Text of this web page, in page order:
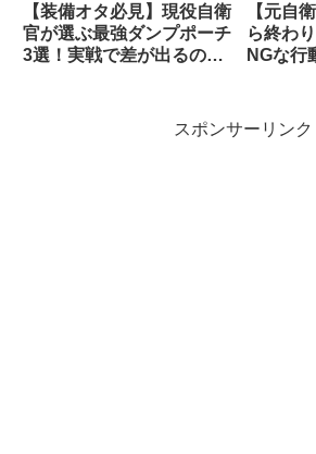
【装備オタ必見】現役自衛
官が選ぶ最強ダンプポーチ
3選！実戦で差が出るのは
【元自
ら終わ
NGな行
スポンサーリンク